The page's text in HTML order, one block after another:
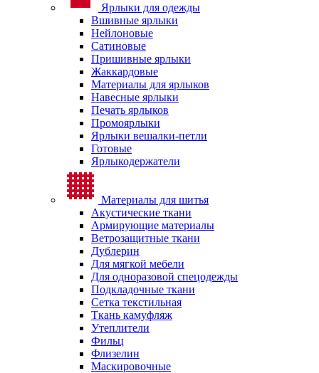
Ярлыки для одежды
Вшивные ярлыки
Нейлоновые
Сатиновые
Пришивные ярлыки
Жаккардовые
Материалы для ярлыков
Навесные ярлыки
Печать ярлыков
Промоярлыки
Ярлыки вешалки-петли
Готовые
Ярлыкодержатели
Материалы для шитья
Акустические ткани
Армирующие материалы
Ветрозащитные ткани
Дублерин
Для мягкой мебели
Для одноразовой спецодежды
Подкладочные ткани
Сетка текстильная
Ткань камуфляж
Утеплители
Фильц
Флизелин
Маскировочные